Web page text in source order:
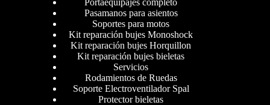
Pasamanos para asientos
Soportes para motos
Kit reparación bujes Monoshock
Kit reparación bujes Horquillon
Kit reparación bujes bieletas
Servicios
Rodamientos de Ruedas
Soporte Electroventilador Spal
Protector bieletas